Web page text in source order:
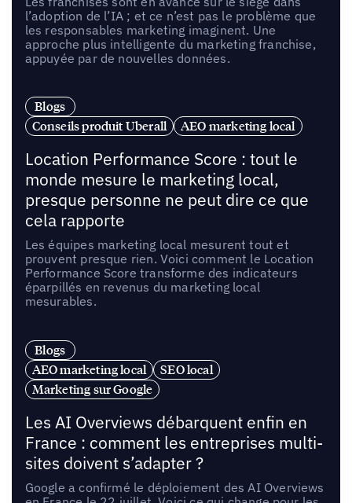
l’adoption de l’IA ; et ce n’est pas le problème que
les responsables marketing imaginent. Une
approche plus intelligente du marketing franchise,
appuyée par de nouvelles données.
Blogs
Conseils produit Uberall
AEO marketing local
Location Performance Score : tout le
monde mesure le marketing local,
presque personne ne peut dire ce que
cela rapporte
Les équipes marketing local mesurent tout et
prouvent presque rien. Voici comment le Location
Performance Score transforme des indicateurs
éparpillés en revenus du marketing local
mesurables.
Blogs
AEO marketing local
SEO local
Marketing sur Google
Les AI Overviews débarquent enfin en
France : comment les entreprises multi-
sites doivent s’adapter ?
Google a confirmé le déploiement des AI Overviews